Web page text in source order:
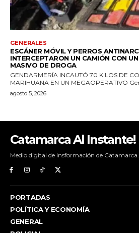
Catamarca Al Instante!
Medio digital de insformación de Catamarca.
PORTADAS
POLÍTICA Y ECONOMÍA
GENERAL